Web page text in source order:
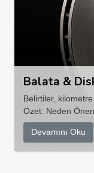
Balata &
Belirtiler, kilometre
Özet: Neden
Devamını Oku